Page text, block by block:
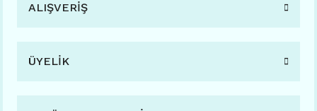
ALIŞVERİŞ
ÜYELİK